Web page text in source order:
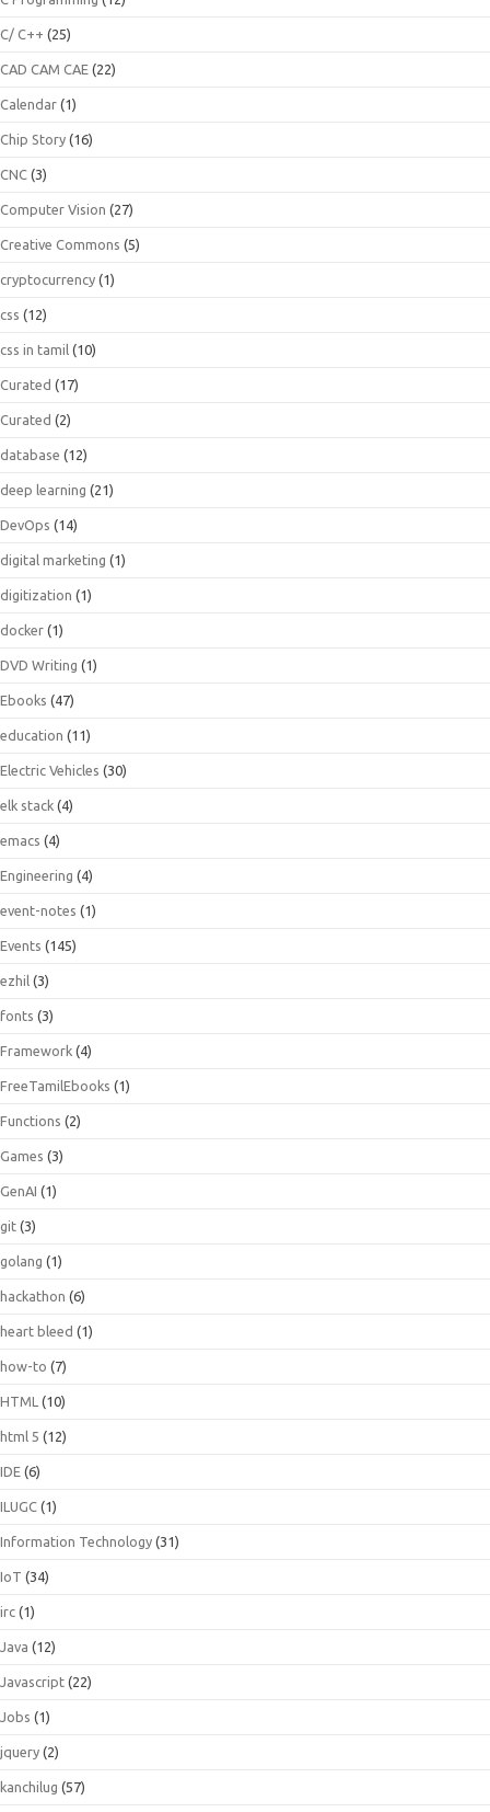
C/ C++ (25)
CAD CAM CAE (22)
Calendar (1)
Chip Story (16)
CNC (3)
Computer Vision (27)
Creative Commons (5)
cryptocurrency (1)
css (12)
css in tamil (10)
Curated (17)
Curated (2)
database (12)
deep learning (21)
DevOps (14)
digital marketing (1)
digitization (1)
docker (1)
DVD Writing (1)
Ebooks (47)
education (11)
Electric Vehicles (30)
elk stack (4)
emacs (4)
Engineering (4)
event-notes (1)
Events (145)
ezhil (3)
fonts (3)
Framework (4)
FreeTamilEbooks (1)
Functions (2)
Games (3)
GenAI (1)
git (3)
golang (1)
hackathon (6)
heart bleed (1)
how-to (7)
HTML (10)
html 5 (12)
IDE (6)
ILUGC (1)
Information Technology (31)
IoT (34)
irc (1)
Java (12)
Javascript (22)
Jobs (1)
jquery (2)
kanchilug (57)